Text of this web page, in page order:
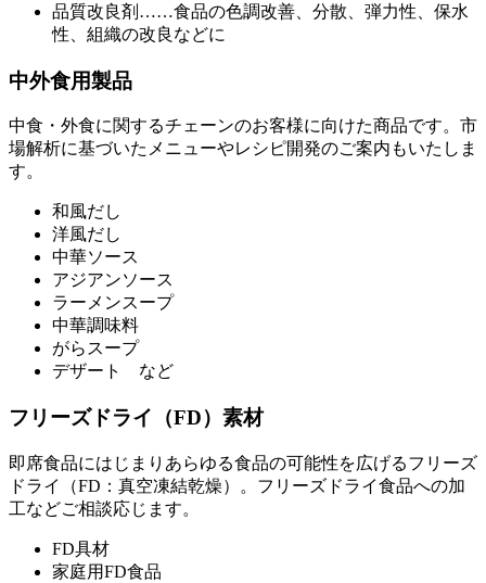
品質改良剤……食品の色調改善、分散、弾力性、保水
性、組織の改良などに
中外食用製品
中食・外食に関するチェーンのお客様に向けた商品です。市
場解析に基づいたメニューやレシピ開発のご案内もいたしま
す。
和風だし
洋風だし
中華ソース
アジアンソース
ラーメンスープ
中華調味料
がらスープ
デザート など
フリーズドライ（FD）素材
即席食品にはじまりあらゆる食品の可能性を広げるフリーズ
ドライ（FD：真空凍結乾燥）。フリーズドライ食品への加
工などご相談応じます。
FD具材
家庭用FD食品